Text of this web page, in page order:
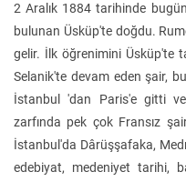
Klasik
2 Aralık 1884 tarihinde
bulunan Üsküp'te doğdu.
gelir. İlk öğrenimini Üsküp'te
Selanik'te devam eden şair,
İstanbul 'dan Paris'e gitti
zarfında pek çok Fransız
İstanbul'da Dârüşşafaka,
edebiyat, medeniyet tarihi,